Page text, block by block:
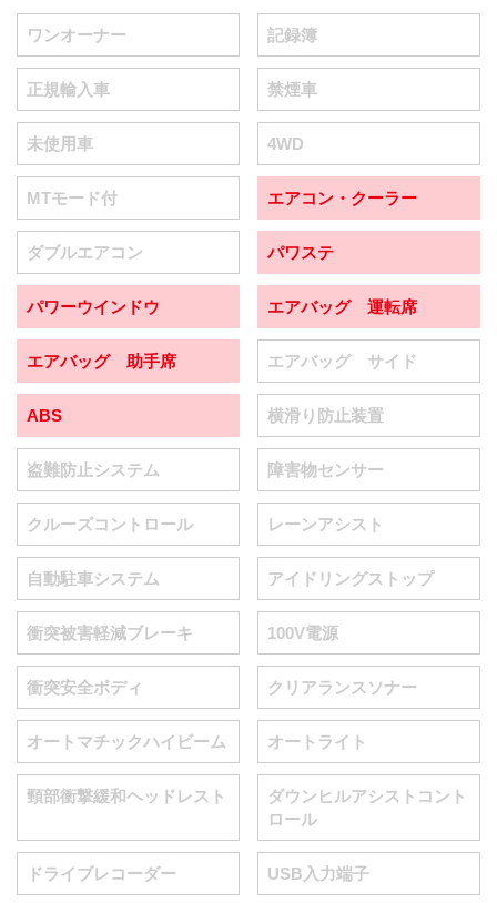
ワンオーナー 記録簿
正規輸入車 禁煙車
未使用車 4WD
MTモード付 エアコン・クーラー
ダブルエアコン パワステ
パワーウインドウ エアバッグ 運転席
エアバッグ 助手席 エアバッグ サイド
ABS 横滑り防止装置
盗難防止システム 障害物センサー
クルーズコントロール レーンアシスト
自動駐車システム アイドリングストップ
衝突被害軽減ブレーキ 100V電源
衝突安全ボディ クリアランスソナー
オートマチックハイビーム オートライト
頸部衝撃緩和ヘッドレスト
ダウンヒルアシストコント
ロール
ドライブレコーダー USB入力端子